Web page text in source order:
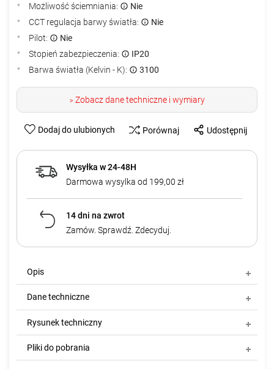
Możliwość ściemniania:
Nie
CCT regulacja barwy światła:
Nie
Pilot:
Nie
Stopień zabezpieczenia:
IP20
Barwa światła (Kelvin - K):
3100
>Zobacz dane techniczne i wymiary
Dodaj do ulubionych Porównaj Udostępnij
Wysyłka w 24-48H
Darmowa wysylka od 199,00 zł
14 dni na zwrot
Zamów. Sprawdź. Zdecyduj.
Opis
Dane techniczne
Rysunek techniczny
Pliki do pobrania